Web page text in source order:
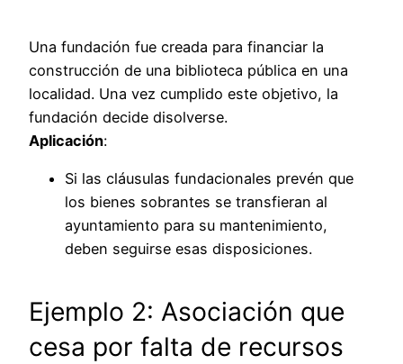
Una fundación fue creada para financiar la
construcción de una biblioteca pública en una
localidad. Una vez cumplido este objetivo, la
fundación decide disolverse.
Aplicación:
Si las cláusulas fundacionales prevén que
los bienes sobrantes se transfieran al
ayuntamiento para su mantenimiento,
deben seguirse esas disposiciones.
Ejemplo 2: Asociación que
cesa por falta de recursos